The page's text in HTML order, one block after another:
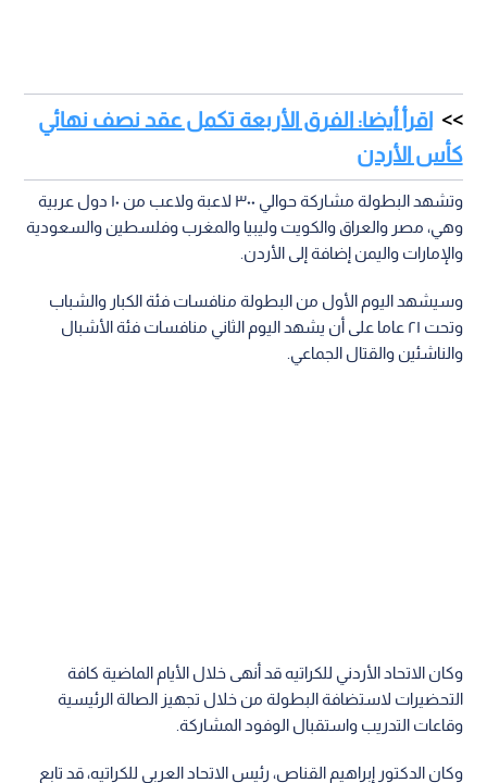
اقرأ أيضا: الفرق الأربعة تكمل عقد نصف نهائي
كأس الأردن
وتشهد البطولة مشاركة حوالي ٣٠٠ لاعبة ولاعب من ١٠ دول عربية
وهي، مصر والعراق والكويت وليبيا والمغرب وفلسطين والسعودية
والإمارات واليمن إضافة إلى الأردن.
وسيشهد اليوم الأول من البطولة منافسات فئة الكبار والشباب
وتحت ٢١ عاما على أن يشهد اليوم الثاني منافسات فئة الأشبال
والناشئين والقتال الجماعي.
وكان الاتحاد الأردني للكراتيه قد أنهى خلال الأيام الماضية كافة
التحضيرات لاستضافة البطولة من خلال تجهيز الصالة الرئيسية
وقاعات التدريب واستقبال الوفود المشاركة.
وكان الدكتور إبراهيم القناص، رئيس الاتحاد العربي للكراتيه، قد تابع